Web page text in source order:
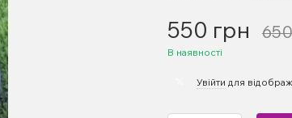
550 грн
В наявності
Увійти для